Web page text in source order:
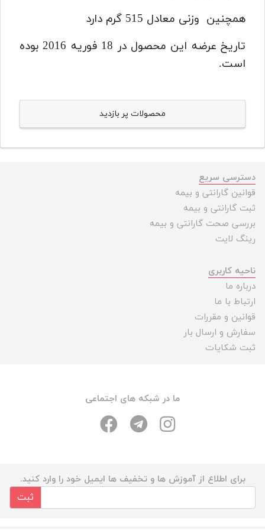
همچنین وزنی معادل 515 گرم دارد
تاریخ عرضه این محصول در 18 فوریه 2016 بوده
است.
محصولات پر بازدید
دسترسی سریع
قوانین گارانتی و بیمه
ثبت گارانتی و بیمه
بررسی صحت گارانتی و بیمه
رینگ لایت
ناحیه کاربری
درباره ما
ارتباط با ما
قوانین و مقررات
سفارش و ارسال بار
ثبت شکایات
ما در شبکه های اجتماعی
برای اطلاع از آموزش ها و تخفیف ها ایمیل خود را وارد کنید.
ثبت